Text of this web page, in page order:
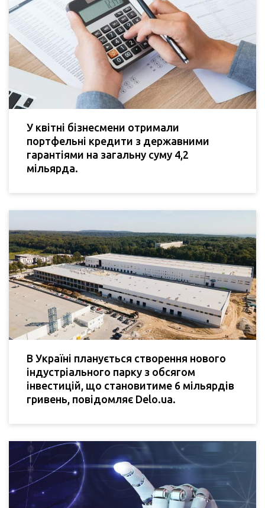
У квітні бізнесмени отримали
портфельні кредити з державними
гарантіями на загальну суму 4,2
мільярда.
В Україні планується створення нового
індустріального парку з обсягом
інвестицій, що становитиме 6 мільярдів
гривень, повідомляє Delo.ua.